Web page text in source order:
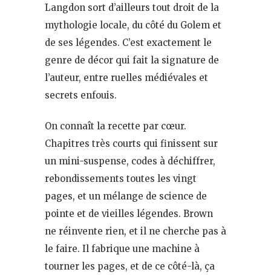
Langdon sort d’ailleurs tout droit de la
mythologie locale, du côté du Golem et
de ses légendes. C’est exactement le
genre de décor qui fait la signature de
l’auteur, entre ruelles médiévales et
secrets enfouis.
On connaît la recette par cœur.
Chapitres très courts qui finissent sur
un mini-suspense, codes à déchiffrer,
rebondissements toutes les vingt
pages, et un mélange de science de
pointe et de vieilles légendes. Brown
ne réinvente rien, et il ne cherche pas à
le faire. Il fabrique une machine à
tourner les pages, et de ce côté-là, ça